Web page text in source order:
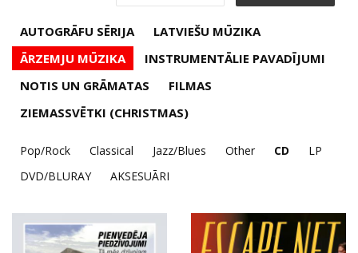
AUTOGRĀFU SĒRIJA
LATVIEŠU MŪZIKA
ĀRZEMJU MŪZIKA
INSTRUMENTĀLIE PAVADĪJUMI
NOTIS UN GRĀMATAS
FILMAS
ZIEMASSVĒTKI (CHRISTMAS)
Pop/Rock Classical Jazz/Blues Other CD
LP
DVD/BLURAY
AKSESUĀRI